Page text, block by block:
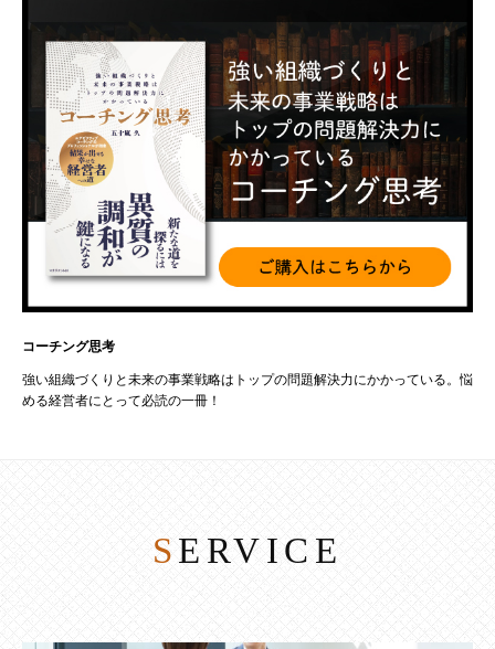
コーチング思考
強い組織づくりと未来の事業戦略はトップの問題解決力にかかっている。悩
める経営者にとって必読の一冊！
SERVICE